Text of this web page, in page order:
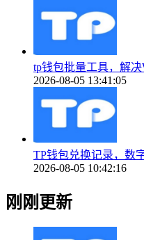
tp钱包批量工具，解
2026-08-05 13:41:05
TP钱包兑换记录，数
2026-08-05 10:42:16
刚刚更新